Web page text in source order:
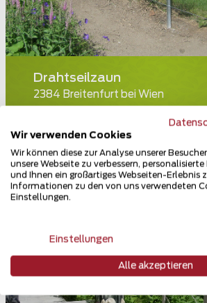
Drahtseilzaun
2384 Breitenfurt bei Wien
Teilen
Wir verwenden Cookies
Wir können diese zur Analyse unserer
unsere Webseite zu verbessern,
und Ihnen ein großartiges Webseiten-Erlebnis
Informationen zu den von uns verwendeten
Einstellungen.
Einstellungen
Alle akzeptieren